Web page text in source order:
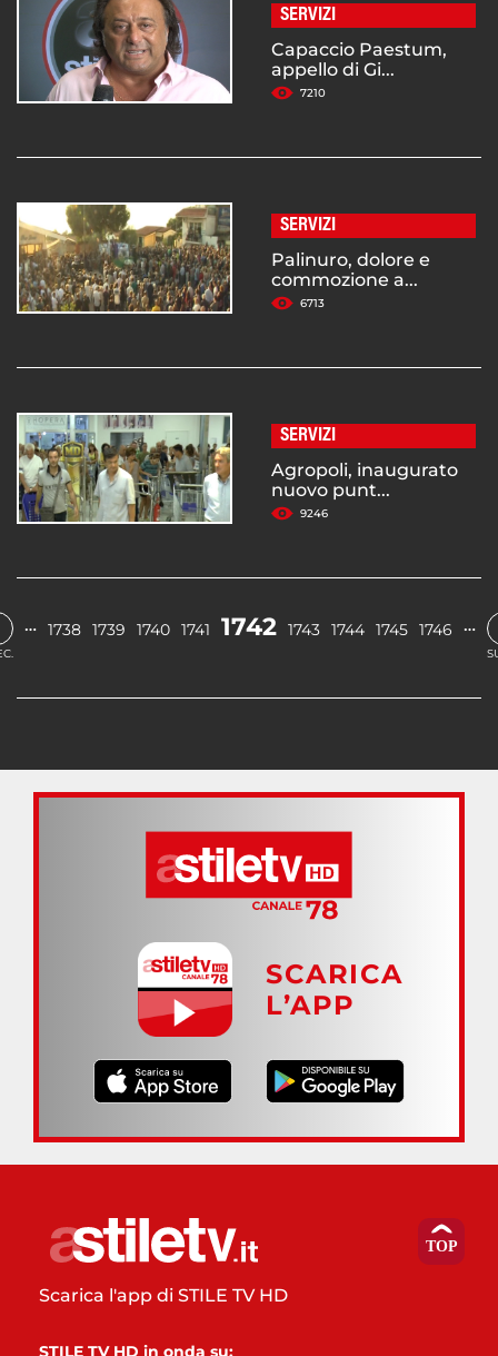
SERVIZI
Capaccio Paestum,
appello di Gi...
7210
SERVIZI
Palinuro, dolore e
commozione a...
6713
SERVIZI
Agropoli, inaugurato
nuovo punt...
9246
… 1738 1739 1740 1741 1742 1743 1744 1745 1746 …
SCARICA
L’APP
Scarica l'app di STILE TV HD
STILE TV HD in onda su: